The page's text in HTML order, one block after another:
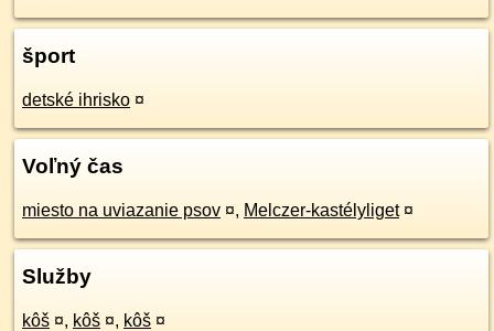
šport
detské ihrisko ¤
Voľný čas
miesto na uviazanie psov ¤, Melczer-kastélyliget ¤
Služby
kôš ¤, kôš ¤, kôš ¤